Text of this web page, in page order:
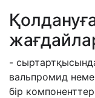
-
вальпромид
бір